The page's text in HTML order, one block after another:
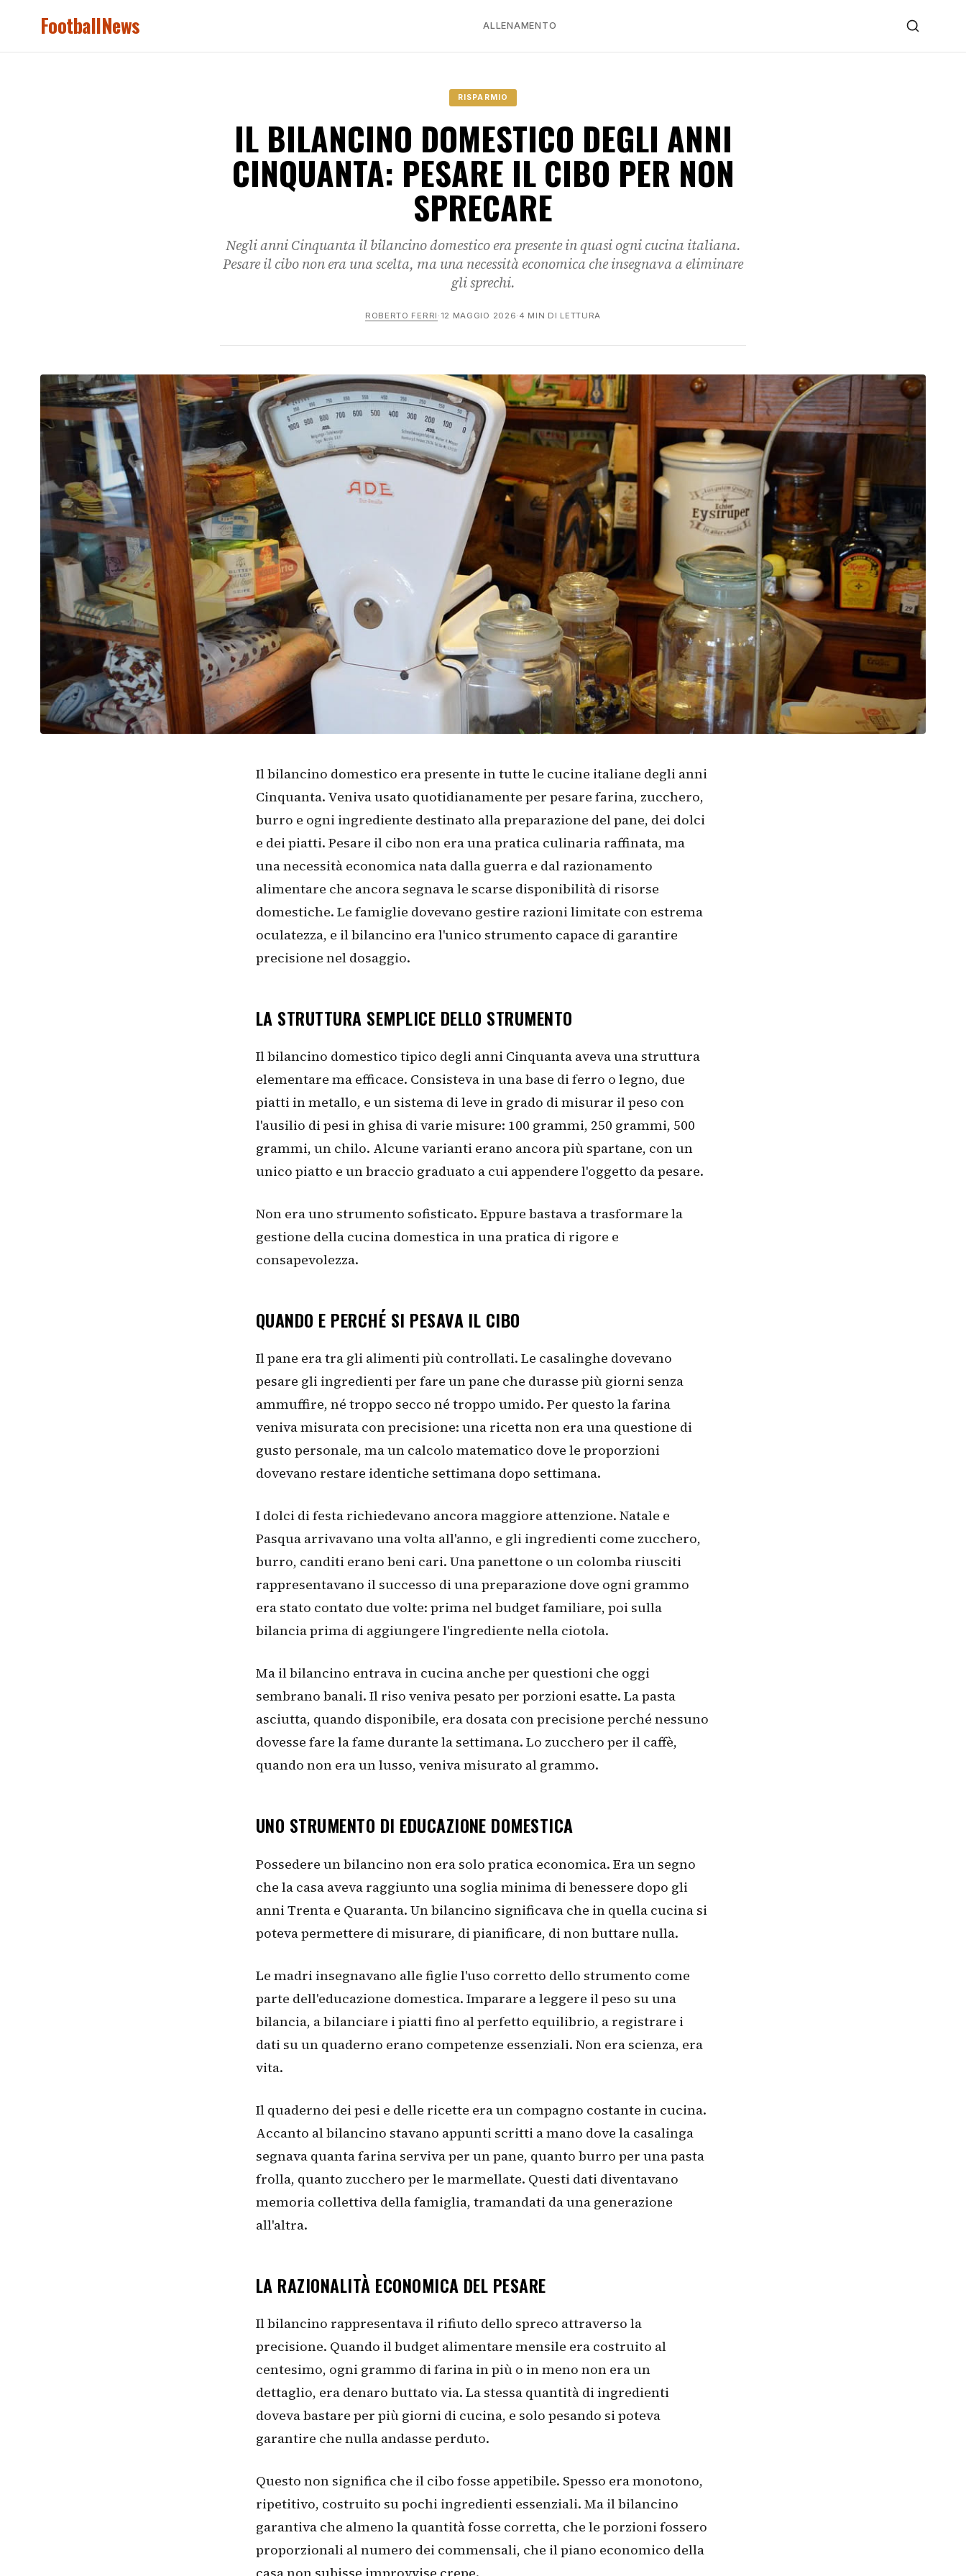
FootballNews ALLENAMENTO
RISPARMIO
IL BILANCINO DOMESTICO DEGLI ANNI
CINQUANTA: PESARE IL CIBO PER NON
SPRECARE
Negli anni Cinquanta il bilancino domestico era presente in quasi ogni cucina italiana.
Pesare il cibo non era una scelta, ma una necessità economica che insegnava a eliminare
gli sprechi.
ROBERTO FERRI · 12 MAGGIO 2026· 4 MIN DI LETTURA
Il bilancino domestico era presente in tutte le cucine italiane degli anni
Cinquanta. Veniva usato quotidianamente per pesare farina, zucchero,
burro e ogni ingrediente destinato alla preparazione del pane, dei dolci
e dei piatti. Pesare il cibo non era una pratica culinaria raffinata, ma
una necessità economica nata dalla guerra e dal razionamento
alimentare che ancora segnava le scarse disponibilità di risorse
domestiche. Le famiglie dovevano gestire razioni limitate con estrema
oculatezza, e il bilancino era l'unico strumento capace di garantire
precisione nel dosaggio.
LA STRUTTURA SEMPLICE DELLO STRUMENTO
Il bilancino domestico tipico degli anni Cinquanta aveva una struttura
elementare ma efficace. Consisteva in una base di ferro o legno, due
piatti in metallo, e un sistema di leve in grado di misurar il peso con
l'ausilio di pesi in ghisa di varie misure: 100 grammi, 250 grammi, 500
grammi, un chilo. Alcune varianti erano ancora più spartane, con un
unico piatto e un braccio graduato a cui appendere l'oggetto da pesare.
Non era uno strumento sofisticato. Eppure bastava a trasformare la
gestione della cucina domestica in una pratica di rigore e
consapevolezza.
QUANDO E PERCHÉ SI PESAVA IL CIBO
Il pane era tra gli alimenti più controllati. Le casalinghe dovevano
pesare gli ingredienti per fare un pane che durasse più giorni senza
ammuffire, né troppo secco né troppo umido. Per questo la farina
veniva misurata con precisione: una ricetta non era una questione di
gusto personale, ma un calcolo matematico dove le proporzioni
dovevano restare identiche settimana dopo settimana.
I dolci di festa richiedevano ancora maggiore attenzione. Natale e
Pasqua arrivavano una volta all'anno, e gli ingredienti come zucchero,
burro, canditi erano beni cari. Una panettone o un colomba riusciti
rappresentavano il successo di una preparazione dove ogni grammo
era stato contato due volte: prima nel budget familiare, poi sulla
bilancia prima di aggiungere l'ingrediente nella ciotola.
Ma il bilancino entrava in cucina anche per questioni che oggi
sembrano banali. Il riso veniva pesato per porzioni esatte. La pasta
asciutta, quando disponibile, era dosata con precisione perché nessuno
dovesse fare la fame durante la settimana. Lo zucchero per il caffè,
quando non era un lusso, veniva misurato al grammo.
UNO STRUMENTO DI EDUCAZIONE DOMESTICA
Possedere un bilancino non era solo pratica economica. Era un segno
che la casa aveva raggiunto una soglia minima di benessere dopo gli
anni Trenta e Quaranta. Un bilancino significava che in quella cucina si
poteva permettere di misurare, di pianificare, di non buttare nulla.
Le madri insegnavano alle figlie l'uso corretto dello strumento come
parte dell'educazione domestica. Imparare a leggere il peso su una
bilancia, a bilanciare i piatti fino al perfetto equilibrio, a registrare i
dati su un quaderno erano competenze essenziali. Non era scienza, era
vita.
Il quaderno dei pesi e delle ricette era un compagno costante in cucina.
Accanto al bilancino stavano appunti scritti a mano dove la casalinga
segnava quanta farina serviva per un pane, quanto burro per una pasta
frolla, quanto zucchero per le marmellate. Questi dati diventavano
memoria collettiva della famiglia, tramandati da una generazione
all'altra.
LA RAZIONALITÀ ECONOMICA DEL PESARE
Il bilancino rappresentava il rifiuto dello spreco attraverso la
precisione. Quando il budget alimentare mensile era costruito al
centesimo, ogni grammo di farina in più o in meno non era un
dettaglio, era denaro buttato via. La stessa quantità di ingredienti
doveva bastare per più giorni di cucina, e solo pesando si poteva
garantire che nulla andasse perduto.
Questo non significa che il cibo fosse appetibile. Spesso era monotono,
ripetitivo, costruito su pochi ingredienti essenziali. Ma il bilancino
garantiva che almeno la quantità fosse corretta, che le porzioni fossero
proporzionali al numero dei commensali, che il piano economico della